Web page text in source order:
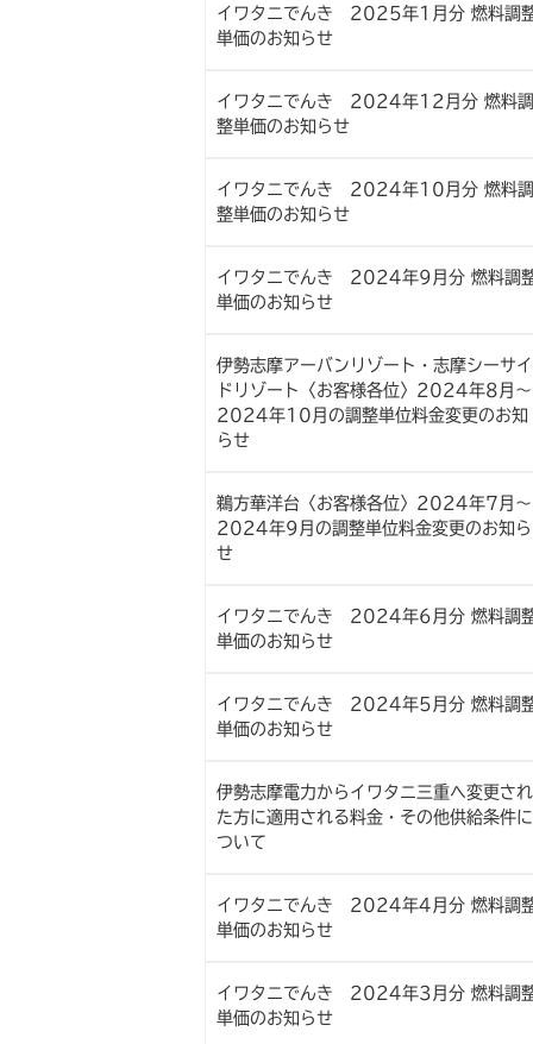
イワタニでんき 2025年1月分 燃料調
単価のお知らせ
イワタニでんき 2024年12月分 燃料調
整単価のお知らせ
イワタニでんき 2024年10月分 燃料調
整単価のお知らせ
イワタニでんき 2024年9月分 燃料調
単価のお知らせ
伊勢志摩アーバンリゾート・志摩シーサイ
ドリゾート〈お客様各位〉2024年8月～
2024年10月の調整単位料金変更のお知
らせ
鵜方華洋台〈お客様各位〉2024年7月～
2024年9月の調整単位料金変更のお知ら
せ
イワタニでんき 2024年6月分 燃料調
単価のお知らせ
イワタニでんき 2024年5月分 燃料調
単価のお知らせ
伊勢志摩電力からイワタニ三重へ変更され
た方に適用される料金・その他供給条件に
ついて
イワタニでんき 2024年4月分 燃料調
単価のお知らせ
イワタニでんき 2024年3月分 燃料調
単価のお知らせ